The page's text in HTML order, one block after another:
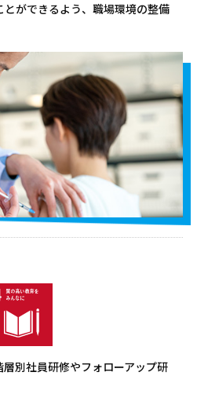
ができるよう、職場環境の整備
別社員研修やフォローアップ研